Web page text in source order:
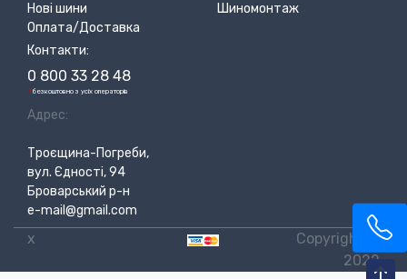
Нові шини
Шиномонтаж
Оплата/Доставка
Контакти:
0 800 33 28 48
*безкоштовно з усіх операторів
Адрес:
Троєщина-Погреби,
вул. Єдності, 94
Броварський р-н
e-mail@gmail.com
x
Copyright ©
2022